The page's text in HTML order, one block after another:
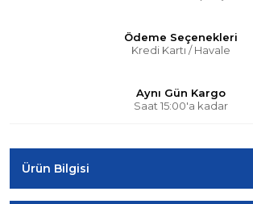
Ödeme Seçenekleri
Kredi Kartı / Havale
Aynı Gün Kargo
Saat 15:00'a kadar
Ürün Bilgisi